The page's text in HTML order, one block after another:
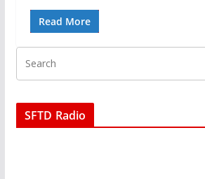
Read More
SFTD Radio